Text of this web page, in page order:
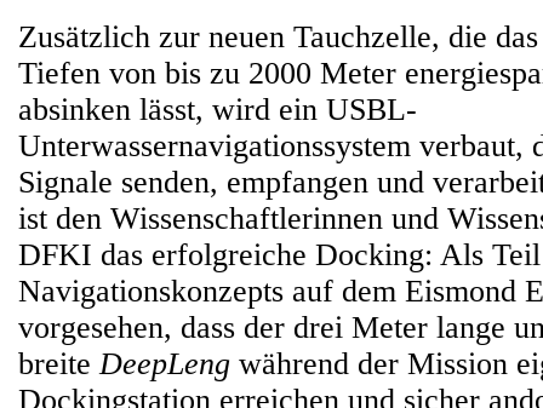
Zusätzlich zur neuen Tauchzelle, die
Tiefen von bis zu 2000 Meter
absinken lässt, wird ein USBL-
Unterwassernavigationssystem verbaut,
Signale senden, empfangen und
ist den Wissenschaftlerinnen und
DFKI das erfolgreiche Docking: Als Teil
Navigationskonzepts auf dem Eismond
vorgesehen, dass der drei Meter lange
breiteDeepLeng während der Mission
Dockingstation erreichen und sicher